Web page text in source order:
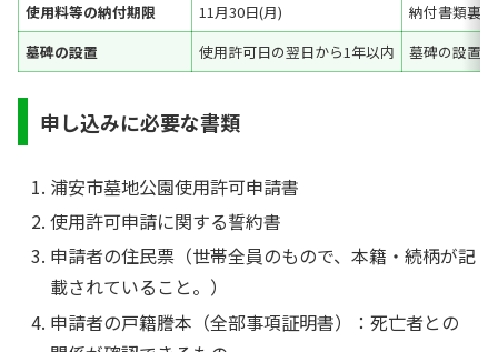
使用料等の納付期限
11月30日(月)
納付書類裏
墓碑の設置
使用許可日の翌日から1年以内 墓碑の設置
申し込みに必要な書類
浦安市墓地公園使用許可申請書
使用許可申請に関する誓約書
申請者の住民票（世帯全員のもので、本籍・続柄が記
載されていること。）
申請者の戸籍謄本（全部事項証明書）：死亡者との